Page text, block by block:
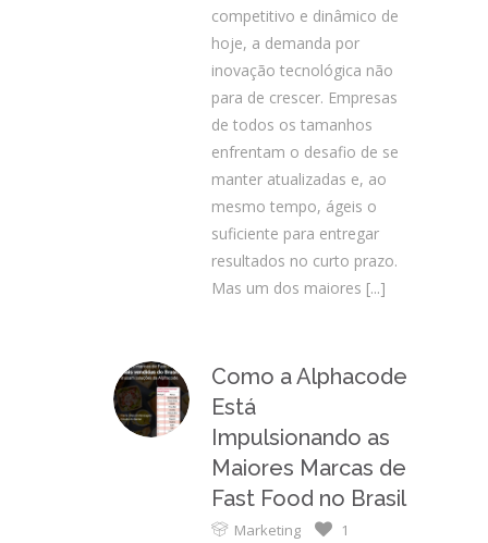
competitivo e dinâmico de
hoje, a demanda por
inovação tecnológica não
para de crescer. Empresas
de todos os tamanhos
enfrentam o desafio de se
manter atualizadas e, ao
mesmo tempo, ágeis o
suficiente para entregar
resultados no curto prazo.
Mas um dos maiores [...]
Como a Alphacode
Está
Impulsionando as
Maiores Marcas de
Fast Food no Brasil
Marketing 1